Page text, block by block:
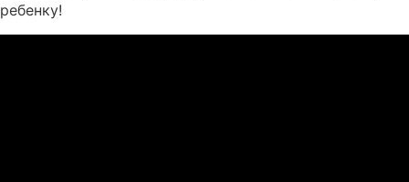
ребенку!